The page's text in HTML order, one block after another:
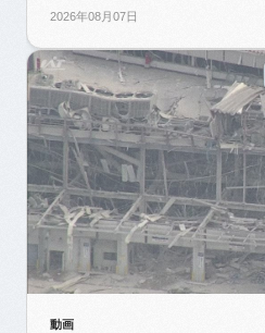
2026年08月07日
動画